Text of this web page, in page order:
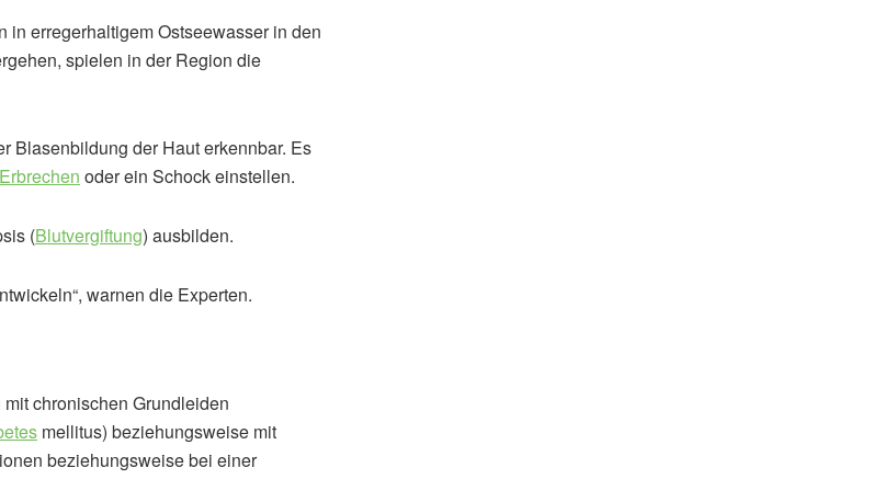
in erregerhaltigem Ostseewasser in den
spielen in der Region die
Blasenbildung der Haut erkennbar. Es
oder ein Schock einstellen.
(Blutvergiftung) ausbilden.
warnen die Experten.
chronischen Grundleiden
mellitus) beziehungsweise mit
beziehungsweise bei einer